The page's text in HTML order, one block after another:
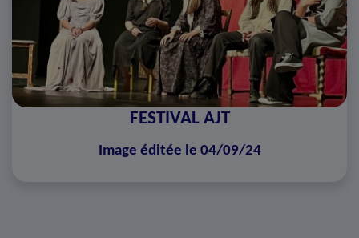
FESTIVAL AJT
Image éditée le 04/09/24